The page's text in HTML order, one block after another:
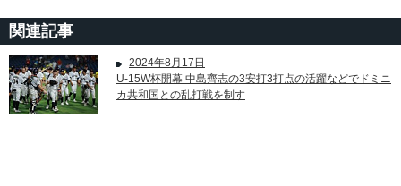
関連記事
2024年8月17日
U-15W杯開幕 中島齊志の3安打3打点の活躍などでドミニ
カ共和国との乱打戦を制す